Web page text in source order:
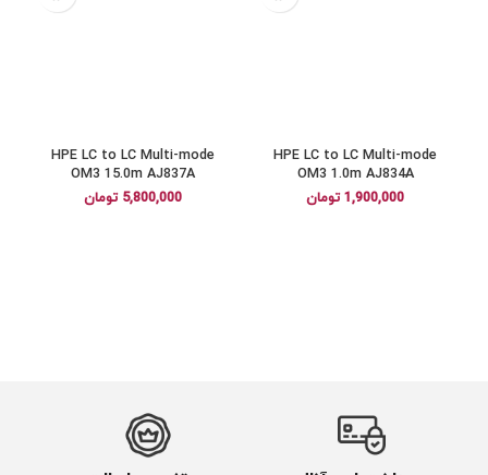
HPE LC to LC Multi-mode
OM3 1.0m AJ834A
1,900,000 تومان
HPE LC to LC Multi-mode
OM3 15.0m AJ837A
5,800,000 تومان